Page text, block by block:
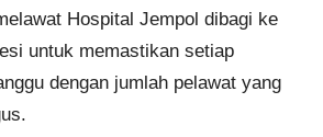
Hospital Jempol dibagi ke
untuk memastikan setiap
dengan jumlah pelawat yang